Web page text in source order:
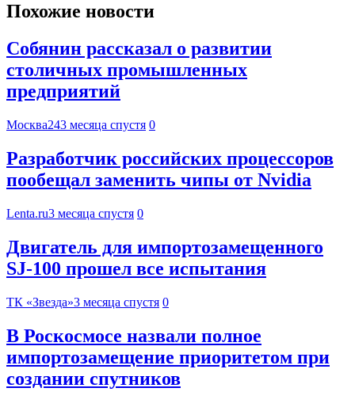
Похожие новости
Собянин рассказал о развитии
столичных промышленных
предприятий
Москва243 месяца спустя 0
Разработчик российских процессоров
пообещал заменить чипы от Nvidia
Lenta.ru3 месяца спустя 0
Двигатель для импортозамещенного
SJ-100 прошел все испытания
ТК «Звезда»3 месяца спустя 0
В Роскосмосе назвали полное
импортозамещение приоритетом при
создании спутников